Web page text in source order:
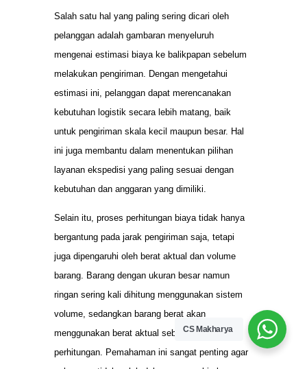
Salah satu hal yang paling sering dicari oleh
pelanggan adalah gambaran menyeluruh
mengenai estimasi biaya ke balikpapan sebelum
melakukan pengiriman. Dengan mengetahui
estimasi ini, pelanggan dapat merencanakan
kebutuhan logistik secara lebih matang, baik
untuk pengiriman skala kecil maupun besar. Hal
ini juga membantu dalam menentukan pilihan
layanan ekspedisi yang paling sesuai dengan
kebutuhan dan anggaran yang dimiliki.
Selain itu, proses perhitungan biaya tidak hanya
bergantung pada jarak pengiriman saja, tetapi
juga dipengaruhi oleh berat aktual dan volume
barang. Barang dengan ukuran besar namun
ringan sering kali dihitung menggunakan sistem
volume, sedangkan barang berat akan
menggunakan berat aktual sebagai dasar
perhitungan. Pemahaman ini sangat penting agar
CS Makharya